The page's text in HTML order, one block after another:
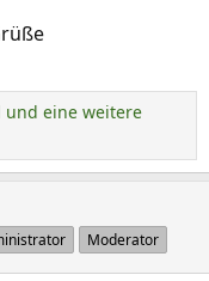
und eine weitere
Moderator